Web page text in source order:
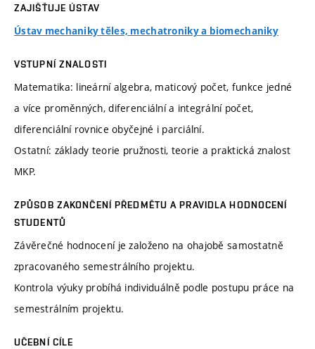
ZAJIŠŤUJE ÚSTAV
Ústav mechaniky těles, mechatroniky a biomechaniky
VSTUPNÍ ZNALOSTI
Matematika: lineární algebra, maticový počet, funkce jedné
a více proměnných, diferenciální a integrální počet,
diferenciální rovnice obyčejné i parciální.
Ostatní: základy teorie pružnosti, teorie a praktická znalost
MKP.
ZPŮSOB ZAKONČENÍ PŘEDMĚTU A PRAVIDLA HODNOCENÍ
STUDENTŮ
Závěrečné hodnocení je založeno na ohajobě samostatně
zpracovaného semestrálního projektu.
Kontrola výuky probíhá individuálně podle postupu práce na
semestrálním projektu.
UČEBNÍ CÍLE